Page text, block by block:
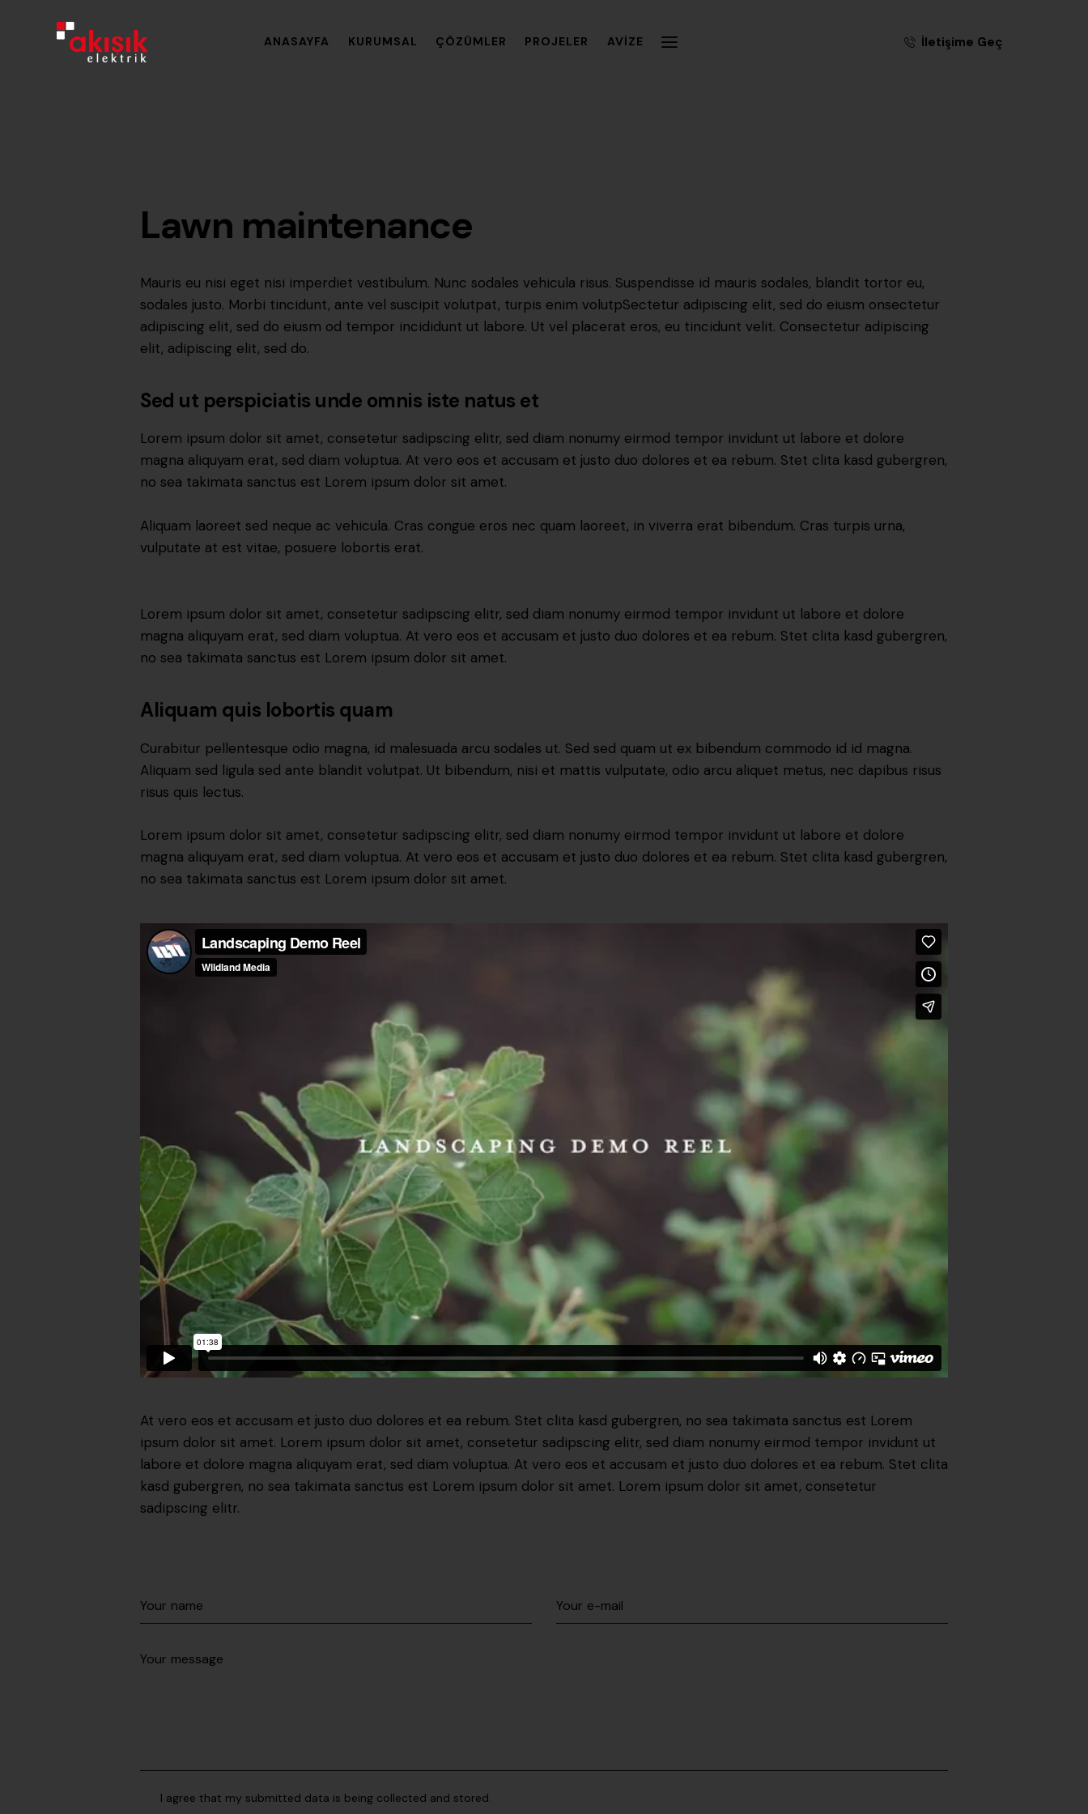
ANASAYFA KURUMSAL ÇÖZÜMLER PROJELER AVIZE İletişime Geç
Lawn maintenance
Mauris eu nisi eget nisi imperdiet vestibulum. Nunc sodales vehicula risus. Suspendisse id mauris sodales, blandit tortor eu,
sodales justo. Morbi tincidunt, ante vel suscipit volutpat, turpis enim volutpSectetur adipiscing elit, sed do eiusm onsectetur
adipiscing elit, sed do eiusm od tempor incididunt ut labore. Ut vel placerat eros, eu tincidunt velit. Consectetur adipiscing
elit, adipiscing elit, sed do.
Sed ut perspiciatis unde omnis iste natus et
Lorem ipsum dolor sit amet, consetetur sadipscing elitr, sed diam nonumy eirmod tempor invidunt ut labore et dolore
magna aliquyam erat, sed diam voluptua. At vero eos et accusam et justo duo dolores et ea rebum. Stet clita kasd gubergren,
no sea takimata sanctus est Lorem ipsum dolor sit amet.
Aliquam laoreet sed neque ac vehicula. Cras congue eros nec quam laoreet, in viverra erat bibendum. Cras turpis urna,
vulputate at est vitae, posuere lobortis erat.
Lorem ipsum dolor sit amet, consetetur sadipscing elitr, sed diam nonumy eirmod tempor invidunt ut labore et dolore
magna aliquyam erat, sed diam voluptua. At vero eos et accusam et justo duo dolores et ea rebum. Stet clita kasd gubergren,
no sea takimata sanctus est Lorem ipsum dolor sit amet.
Aliquam quis lobortis quam
Curabitur pellentesque odio magna, id malesuada arcu sodales ut. Sed sed quam ut ex bibendum commodo id id magna.
Aliquam sed ligula sed ante blandit volutpat. Ut bibendum, nisi et mattis vulputate, odio arcu aliquet metus, nec dapibus risus
risus quis lectus.
Lorem ipsum dolor sit amet, consetetur sadipscing elitr, sed diam nonumy eirmod tempor invidunt ut labore et dolore
magna aliquyam erat, sed diam voluptua. At vero eos et accusam et justo duo dolores et ea rebum. Stet clita kasd gubergren,
no sea takimata sanctus est Lorem ipsum dolor sit amet.
At vero eos et accusam et justo duo dolores et ea rebum. Stet clita kasd gubergren, no sea takimata sanctus est Lorem
ipsum dolor sit amet. Lorem ipsum dolor sit amet, consetetur sadipscing elitr, sed diam nonumy eirmod tempor invidunt ut
labore et dolore magna aliquyam erat, sed diam voluptua. At vero eos et accusam et justo duo dolores et ea rebum. Stet clita
kasd gubergren, no sea takimata sanctus est Lorem ipsum dolor sit amet. Lorem ipsum dolor sit amet, consetetur
sadipscing elitr.
I agree that my submitted data is being collected and stored.